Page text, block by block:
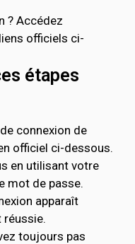
? Accédez
officiels ci-
étapes
connexion de
officiel ci-dessous.
en utilisant votre
mot de passe.
apparaît
réussie.
toujours pas